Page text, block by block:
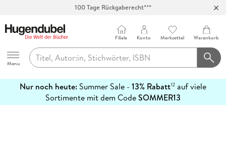
100 Tage Rückgaberecht***
Hugendubel
Menu
Filiale Konto Merkzettel Warenkorb
Nur noch heute: Summer Sale - 13% Rabatt12 auf viele
Sortimente mit dem CodeSOMMER13
erfahren